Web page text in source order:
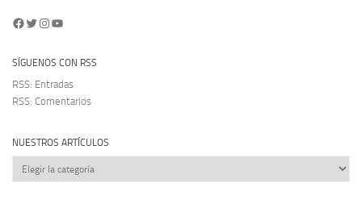
Facebook
Twitter
Instagram
YouTube
SÍGUENOS CON RSS
RSS: Entradas
RSS: Comentarios
NUESTROS ARTÍCULOS
Nuestros
artículos